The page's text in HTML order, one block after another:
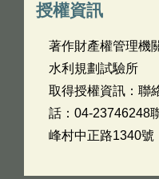
授權資訊
著作財產權管理機
水利規劃試驗所
取得授權資訊：聯
話：04-23746248
峰村中正路1340號